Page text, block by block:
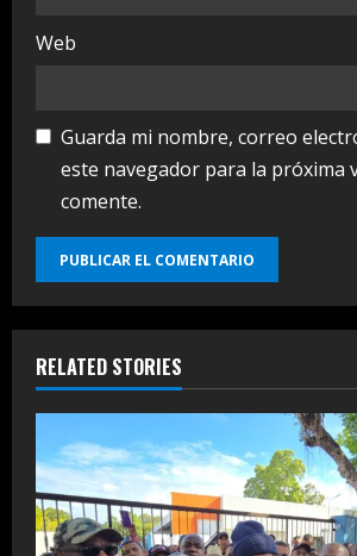
Web
Guarda mi nombre, correo
este navegador para la próxima
comente.
RELATED STORIES